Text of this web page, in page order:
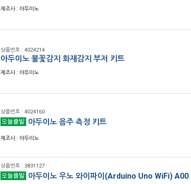
제조사 : 아두이노
상품번호 : 4024214
아두이노 불꽃감지 화재감지 부저 키트
제조사 : 아두이노
상품번호 : 4024160
아두이노 음주 측정 키트
제조사 : 아두이노
상품번호 : 3831127
아두이노 우노 와이파이(Arduino Uno WiFi) A00